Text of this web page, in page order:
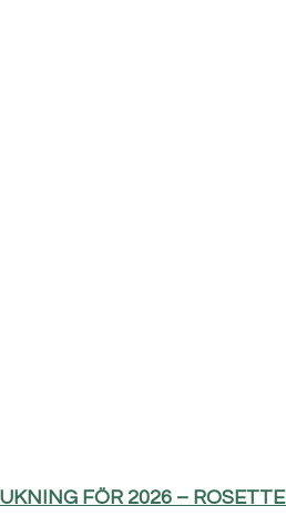
FÖR 2026 –